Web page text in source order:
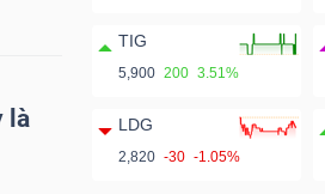
là
TIG
5,900 200 3.51%
LDG
2,820 -30 -1.05%